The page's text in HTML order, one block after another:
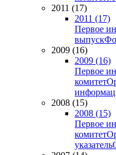
2011 (17)
2011 (17)
Первое
выпуск
2009 (16)
2009 (16)
Первое
комитет
2008 (15)
2008 (15)
Первое
комитет
указатель